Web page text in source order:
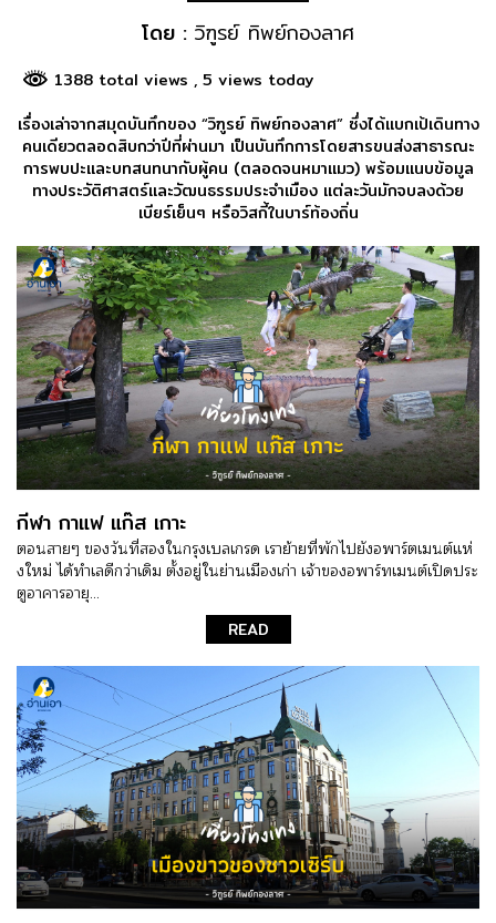
โดย : วิฑูรย์ ทิพย์กองลาศ
1388 total views , 5 views today
เรื่องเล่าจากสมุดบันทึกของ “วิฑูรย์ ทิพย์กองลาศ” ซึ่งได้แบกเป้เดินทาง
คนเดียวตลอดสิบกว่าปีที่ผ่านมา เป็นบันทึกการโดยสารขนส่งสาธารณะ
การพบปะและบทสนทนากับผู้คน (ตลอดจนหมาแมว) พร้อมแนบข้อมูล
ทางประวัติศาสตร์และวัฒนธรรมประจำเมือง แต่ละวันมักจบลงด้วย
เบียร์เย็นๆ หรือวิสกี้ในบาร์ท้องถิ่น
กีฬา กาแฟ แก๊ส เกาะ
ตอนสายๆ ของวันที่สองในกรุงเบลเกรด เราย้ายที่พักไปยังอพาร์ตเมนต์แห่
งใหม่ ได้ทำเลดีกว่าเดิม ตั้งอยู่ในย่านเมืองเก่า เจ้าของอพาร์ทเมนต์เปิดประ
ตูอาคารอายุ...
READ